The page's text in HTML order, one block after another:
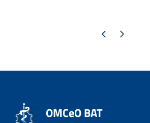
Pagina precedente
Pagina successiva
OMCeO BAT